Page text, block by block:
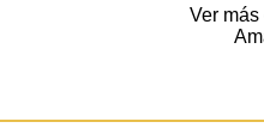
Ver más